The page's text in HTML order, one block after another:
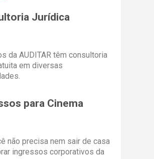
Jurídica
da AUDITAR têm consultoria
em diversas
para Cinema
não precisa nem sair de casa
ingressos corporativos da